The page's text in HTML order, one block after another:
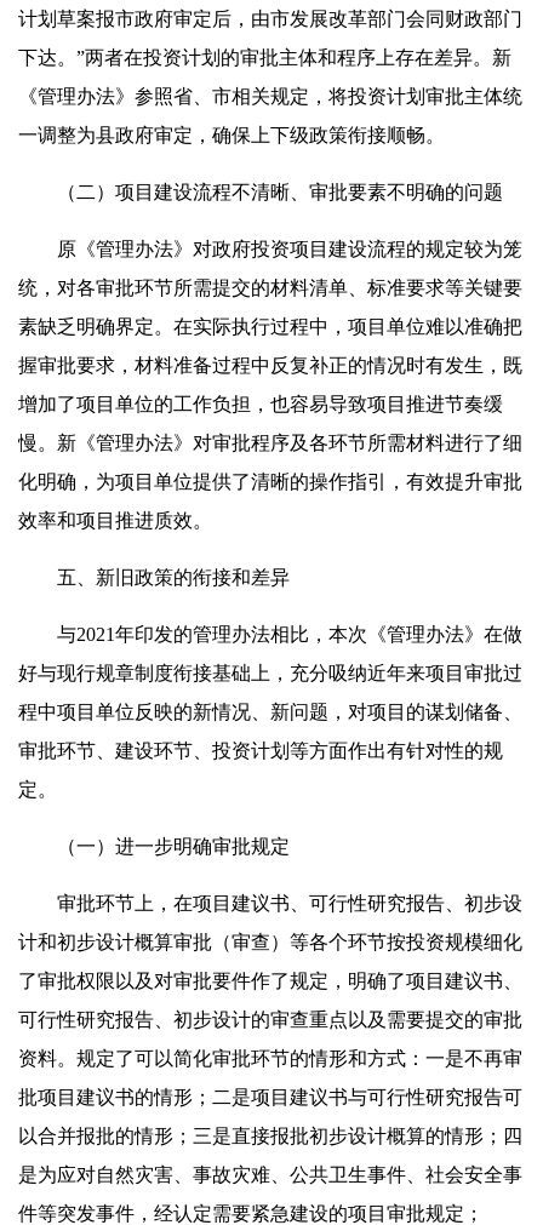
计划草案报市政府审定后，由市发展改革部门会同财政部门
下达。”两者在投资计划的审批主体和程序上存在差异。新
《管理办法》参照省、市相关规定，将投资计划审批主体统
一调整为县政府审定，确保上下级政策衔接顺畅。
（二）项目建设流程不清晰、审批要素不明确的问题
原《管理办法》对政府投资项目建设流程的规定较为笼
统，对各审批环节所需提交的材料清单、标准要求等关键要
素缺乏明确界定。在实际执行过程中，项目单位难以准确把
握审批要求，材料准备过程中反复补正的情况时有发生，既
增加了项目单位的工作负担，也容易导致项目推进节奏缓
慢。新《管理办法》对审批程序及各环节所需材料进行了细
化明确，为项目单位提供了清晰的操作指引，有效提升审批
效率和项目推进质效。
五、新旧政策的衔接和差异
与2021年印发的管理办法相比，本次《管理办法》在做
好与现行规章制度衔接基础上，充分吸纳近年来项目审批过
程中项目单位反映的新情况、新问题，对项目的谋划储备、
审批环节、建设环节、投资计划等方面作出有针对性的规
定。
（一）进一步明确审批规定
审批环节上，在项目建议书、可行性研究报告、初步设
计和初步设计概算审批（审查）等各个环节按投资规模细化
了审批权限以及对审批要件作了规定，明确了项目建议书、
可行性研究报告、初步设计的审查重点以及需要提交的审批
资料。规定了可以简化审批环节的情形和方式：一是不再审
批项目建议书的情形；二是项目建议书与可行性研究报告可
以合并报批的情形；三是直接报批初步设计概算的情形；四
是为应对自然灾害、事故灾难、公共卫生事件、社会安全事
件等突发事件，经认定需要紧急建设的项目审批规定；